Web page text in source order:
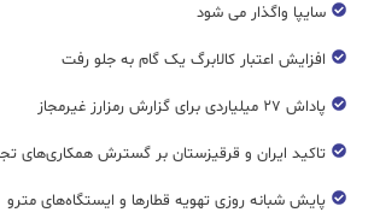
سایپا واگذار می شود
افزایش اعتبار کالابرگ یک گام به جلو رفت
پاداش ۲۷ میلیاردی برای گزارش رمزارز غیرمجاز
تاکید ایران و قرقیزستان بر گسترش همکاری‌های
پایش شبانه روزی تهویه قطار‌ها و ایستگاه‌های مترو